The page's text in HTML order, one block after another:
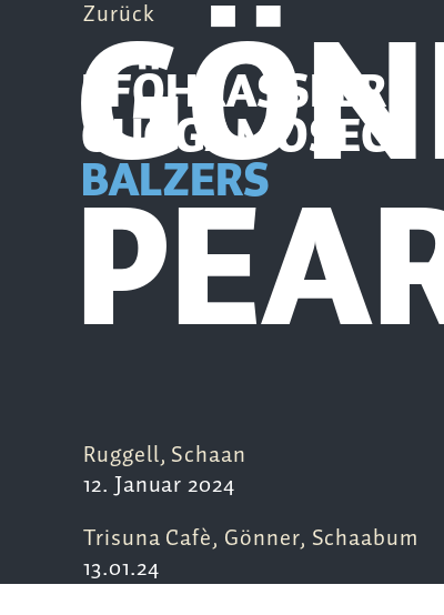
PFÖHRASSLER
GUGGAMOSEG
BALZERS
Zurück
Ruggell, Schaan
12. Januar 2024
Trisuna Cafè, Gönner, Schaabum
13.01.24